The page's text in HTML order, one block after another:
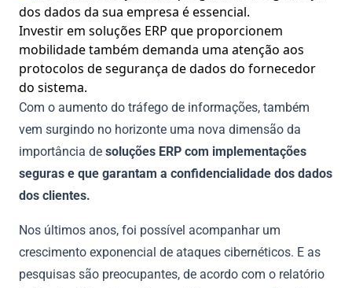
Investir em soluções ERP que proporcionem
mobilidade também demanda uma atenção aos
protocolos de segurança de dados do fornecedor
do sistema.
Com o aumento do tráfego de informações, também
vem surgindo no horizonte uma nova dimensão da
importância de soluções ERP com implementações
seguras e que garantam a confidencialidade dos dados
dos clientes.
Nos últimos anos, foi possível acompanhar um
crescimento exponencial de ataques cibernéticos. E as
pesquisas são preocupantes, de acordo com o relatório